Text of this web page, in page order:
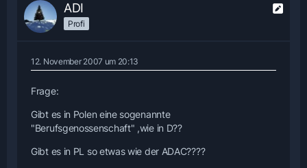
ADI
Profi
12. November 2007 um 20:13
Frage:
Gibt es in Polen eine sogenannte
"Berufsgenossenschaft" ,wie in D??
Gibt es in PL so etwas wie der ADAC????